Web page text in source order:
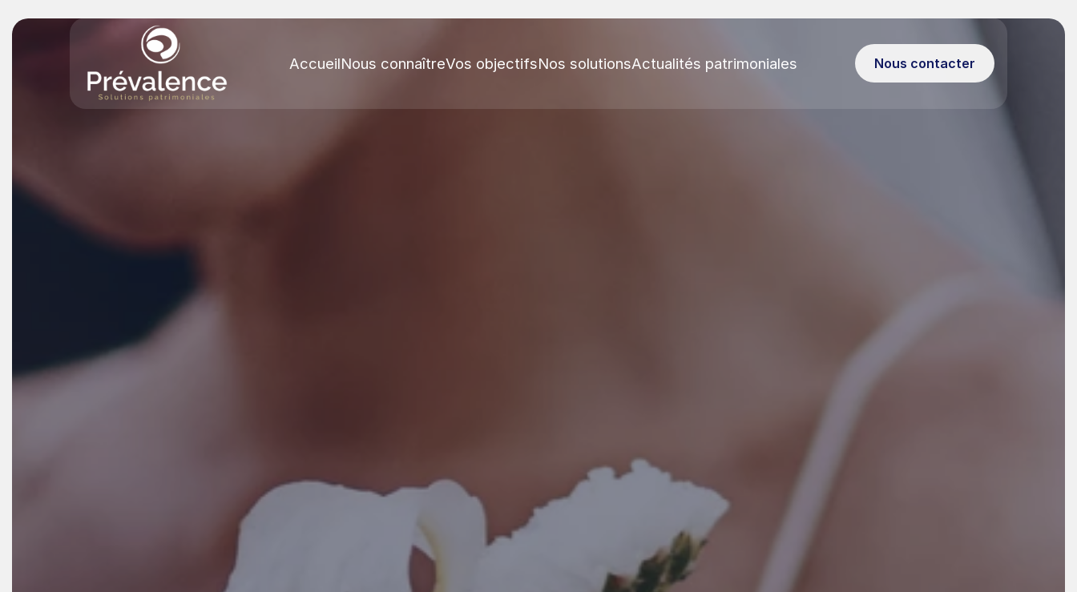
AccueilNous connaîtreVos objectifsNos solutionsActualités patrimoniales Nous contacter